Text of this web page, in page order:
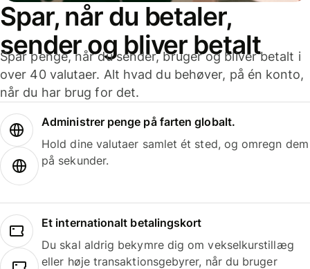
Spar, når du betaler,
sender og bliver betalt
Spar penge, når du sender, bruger og bliver betalt i
over 40 valutaer. Alt hvad du behøver, på én konto,
når du har brug for det.
Administrer penge på farten globalt.
Hold dine valutaer samlet ét sted, og omregn dem
på sekunder.
Et internationalt betalingskort
Du skal aldrig bekymre dig om vekselkurstillæg
eller høje transaktionsgebyrer, når du bruger